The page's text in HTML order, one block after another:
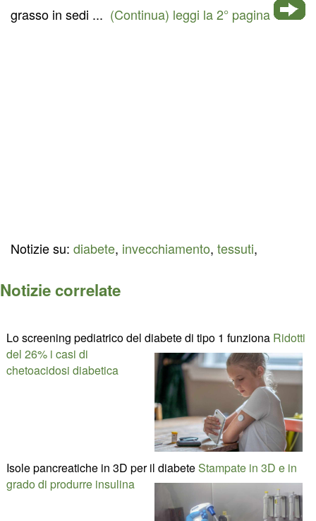
grasso in sedi ... (Continua) leggi la 2° pagina
Notizie su: diabete, invecchiamento, tessuti,
Notizie correlate
Lo screening pediatrico del diabete di tipo 1 funziona Ridotti
del 26% i casi di
chetoacidosi diabetica
Isole pancreatiche in 3D per il diabeteStampate in 3D e in
grado di produrre insulina